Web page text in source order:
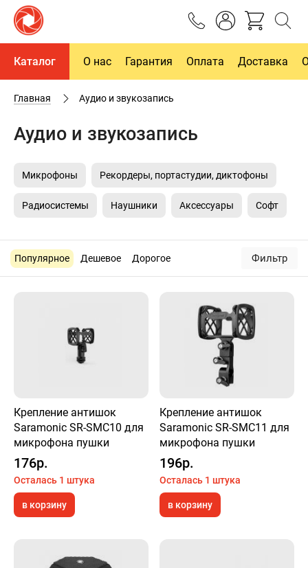
Каталог О нас Гарантия Оплата Доставка
Главная Аудио и звукозапись
Аудио и звукозапись
Микрофоны Рекордеры, портастудии, диктофоны
Радиосистемы Наушники Аксессуары Софт
Популярное Дешевое Дорогое Фильтр
Крепление антишок
Saramonic SR-SMC10 для
микрофона пушки
176р.
Осталась 1 штука
в корзину
Крепление антишок
Saramonic SR-SMC11 для
микрофона пушки
196р.
Осталась 1 штука
в корзину